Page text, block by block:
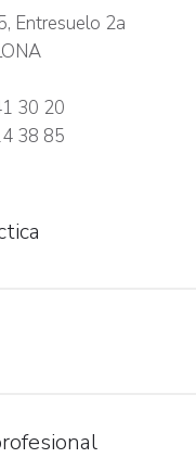
Entresuelo 2a
30 20
38 85